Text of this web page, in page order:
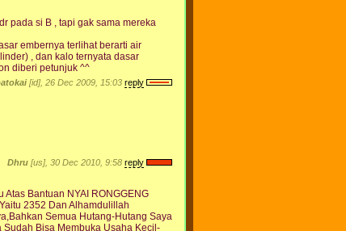
pada si B , tapi gak sama mereka
embernya terlihat berarti air
, dan kalo ternyata dasar
diberi petunjuk ^^
[id], 26 Dec 2009, 15:03 reply
Dhru [us], 30 Dec 2010, 9:58 reply
Bantuan NYAI RONGGENG
2352 Dan Alhamdulillah
Semua Hutang-Hutang Saya
Bisa Membuka Usaha Kecil-